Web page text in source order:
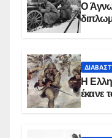
Ο
Η
έκανε